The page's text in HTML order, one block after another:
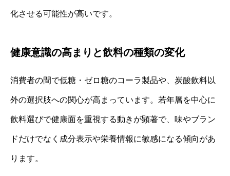
化させる可能性が高いです。
健康意識の高まりと飲料の種類の変化
消費者の間で低糖・ゼロ糖のコーラ製品や、炭酸飲料以
外の選択肢への関心が高まっています。若年層を中心に
飲料選びで健康面を重視する動きが顕著で、味やブラン
ドだけでなく成分表示や栄養情報に敏感になる傾向があ
ります。